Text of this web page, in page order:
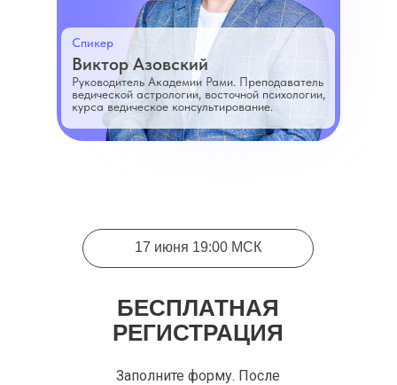
Руководитель Академии Рами. Преподаватель
ведической астрологии, восточной психологии,
курса ведическое консультирование.
Спикер
Виктор Азовский
17 июня 19:00 МСК
БЕСПЛАТНАЯ
РЕГИСТРАЦИЯ
Заполните форму. После